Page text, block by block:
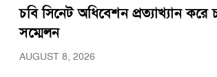
চবি সিনেট অধিবেশন প্রত্যাখ্যান করে
সম্মেলন
AUGUST 8, 2026